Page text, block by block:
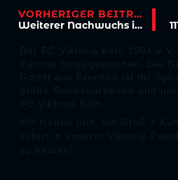
VORHERIGER BEITRAG
Weiterer Nachwuchs in der Viktoria-Familie